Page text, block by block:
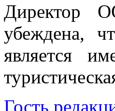
Директор
убеждена,
является
Гость